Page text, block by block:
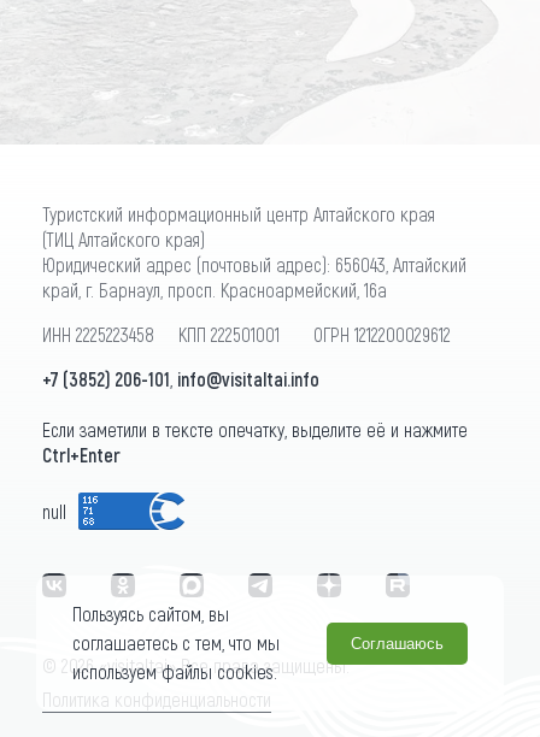
ПОДПИСАТЬСЯ
Туристский информационный центр Алтайского края
(ТИЦ Алтайского края)
Юридический адрес (почтовый адрес): 656043, Алтайский
край, г. Барнаул, просп. Красноармейский, 16а
ИНН 2225223458 КПП 222501001 ОГРН 1212200029612
+7 (3852) 206-101 info@visitaltai.info
Если заметили в тексте опечатку, выделите её и нажмите
Ctrl+Enter
null
© 2026 «visitaltai» Все права защищены.
Политика конфиденциальности
Пользуясь сайтом, вы
соглашаетесь с тем, что мы
используем файлы cookies.
Соглашаюсь